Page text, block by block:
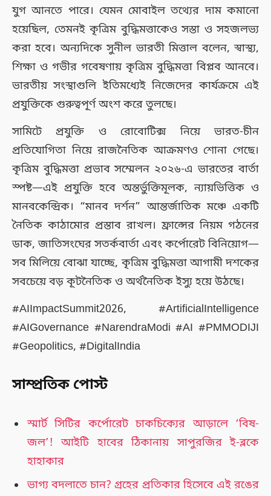
যুগ আনতে পারে। যেমন মোবাইল তথ্যের দাম কমানো
হয়েছিল, তেমনই কৃত্রিম বুদ্ধিমত্তাকেও সস্তা ও সহজলভ্য
করা হবে। অন্যদিকে সুনীল ভারতী মিত্তাল বলেন, স্বাস্থ্য,
শিক্ষা ও গভীর গবেষণায় কৃত্রিম বুদ্ধিমত্তা বিপ্লব আনবে।
ভারতীয় সংস্থাগুলি ইতিমধ্যেই নিজেদের কার্যক্রমে এই
প্রযুক্তিকে গুরুত্বপূর্ণ অংশ করে তুলছে।
সামিটে প্রযুক্তি ও রোবোটিক্স নিয়ে ভারত-চীন
প্রতিযোগিতা নিয়ে রাজনৈতিক আক্রমণও শোনা গেছে।
কৃত্রিম বুদ্ধিমত্তা প্রভাব সম্মেলন ২০২৬-এ ভারতের বার্তা
স্পষ্ট—এই প্রযুক্তি হবে অন্তর্ভুক্তিমূলক, ন্যায়ভিত্তিক ও
মানবকেন্দ্রিক। “মানব দর্শন” আন্তর্জাতিক মঞ্চে একটি
নৈতিক কাঠামোর প্রস্তাব রাখল। ফ্রান্সের নিয়ম গঠনের
ডাক, জাতিসংঘের সতর্কবার্তা এবং কর্পোরেট বিনিয়োগ—
সব মিলিয়ে বোঝা যাচ্ছে, কৃত্রিম বুদ্ধিমত্তা আগামী দশকের
সবচেয়ে বড় কূটনৈতিক ও অর্থনৈতিক ইস্যু হয়ে উঠছে।
#AIImpactSummit2026, #ArtificialIntelligence
#AIGovernance #NarendraModi #AI #PMMODIJI
#Geopolitics, #DigitalIndia
সাম্প্রতিক পোস্ট
স্মার্ট সিটির কর্পোরেট চাকচিক্যের আড়ালে ‘বিষ-
জল’! আইটি হাবের ঠিকানায় সাপুরজির ই-ব্লকে
হাহাকার
ভাগ্য বদলাতে চান? গ্রহের প্রতিকার হিসেবে এই রঙের